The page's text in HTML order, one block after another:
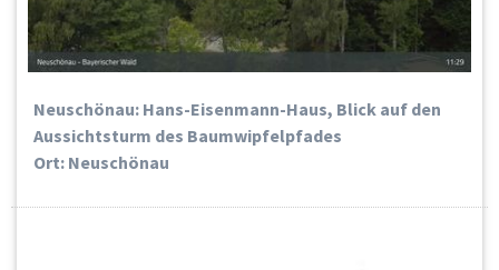
Neuschönau: Hans-Eisenmann-Haus, Blick auf den
Aussichtsturm des Baumwipfelpfades
Ort: Neuschönau